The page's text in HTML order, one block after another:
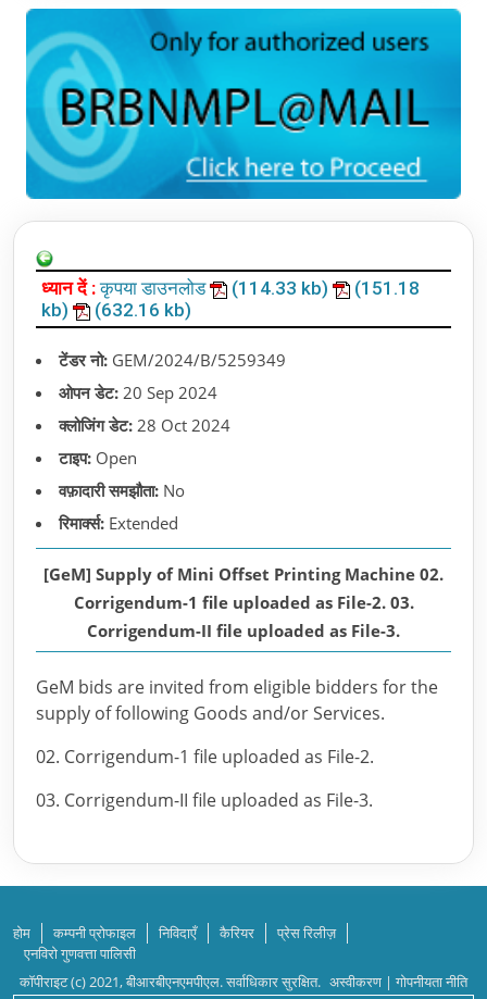
ध्यान दें :कृपया डाउनलोड (114.33 kb)
(151.18
kb)
(632.16 kb)
टेंडर नो: GEM/2024/B/5259349
ओपन डेट: 20 Sep 2024
क्लोजिंग डेट: 28 Oct 2024
टाइप: Open
वफ़ादारी समझौता: No
रिमार्क्स: Extended
[GeM] Supply of Mini Offset Printing Machine 02.
Corrigendum-1 file uploaded as File-2. 03.
Corrigendum-II file uploaded as File-3.
GeM bids are invited from eligible bidders for the
supply of following Goods and/or Services.
02. Corrigendum-1 file uploaded as File-2.
03. Corrigendum-II file uploaded as File-3.
होम कम्पनी प्रोफाइल निविदाएँ कैरियर
प्रेस रिलीज़
एनविरो गुणवत्ता पालिसी
कॉपीराइट (c) 2021, बीआरबीएनएमपीएल. सर्वाधिकार सुरक्षित. अस्वीकरण |गोपनीयता नीति